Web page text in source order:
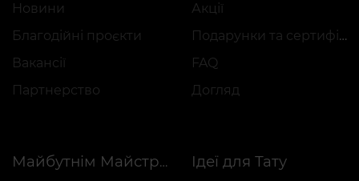
Новини
Благодійні проєкти
Вакансії
Партнерство
Акції
Подарунки та сертифікати
FAQ
Догляд
Майбутнім Майстрам
Ідеї для Тату